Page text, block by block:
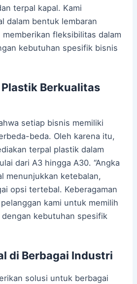
terpal kapal. Kami
dalam bentuk lembaran
fleksibilitas dalam
kebutuhan spesifik bisnis
Berkualitas
setiap bisnis memiliki
beda. Oleh karena itu,
terpal plastik dalam
dari A3 hingga A30. “Angka
menunjukkan ketebalan,
opsi tertebal. Keberagaman
kami untuk memilih
kebutuhan spesifik
di Berbagai Industri
solusi untuk berbagai